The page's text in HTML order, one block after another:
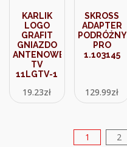
KARLIK
LOGO
GRAFIT
GNIAZDO
ANTENOWE
TV
11LGTV-1
19.23zł
SKROSS
ADAPTER
PODRÓŻNY
PRO
1.103145
129.99zł
1 2